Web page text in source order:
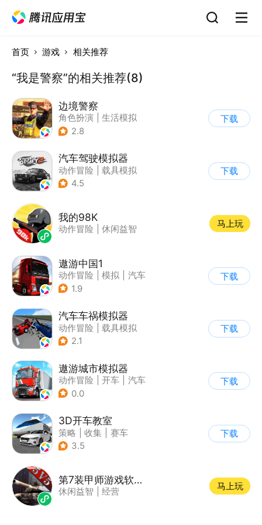
首页 游戏 相关推荐
“我是警察”的相关推荐(8)
边境警察
角色扮演
生活模拟
| 写实
2.8
下载
汽车驾驶模拟器
动作冒险
载具模拟
| 汽车
4.5
下载
我的98K
动作冒险 休闲益智
马上玩
遨游中国1
动作冒险 模拟
汽车
| 写实
1.9
下载
汽车车祸模拟器
动作冒险
载具模拟
| 汽车
2.1
下载
遨游城市模拟器
动作冒险 开车
汽车
| 载具模拟
0.0
下载
3D开车教室
策略 收集
赛车
| 写实
3.5
下载
第7装甲师游戏软件V1.0
休闲益智 经营
马上玩